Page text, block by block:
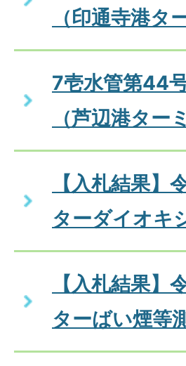
（印通寺港
7壱水管第44
（芦辺港ター
【入札結果
ターダイオキ
【入札結果
ターばい煙等